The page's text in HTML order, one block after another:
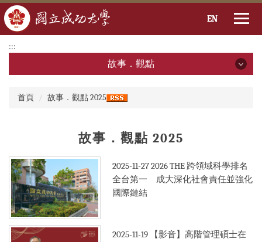
到
要
EN
:::
故事．觀點
2024年
2023年
2022年
2021年
首頁
故事．觀點 2025
故事．觀點 2025
2025-11-272026 THE 跨領域科學排名
全台第一 成大深化社會責任並強化
國際鏈結
2025-11-19
【影音】高階管理碩士在